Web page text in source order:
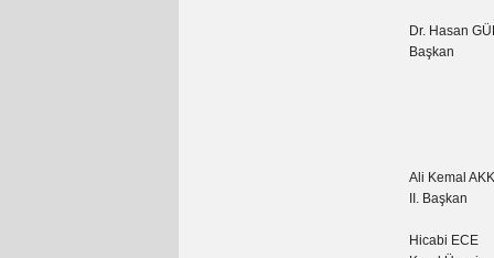
Dr. Hasan
Başkan
Ali Kemal
II. Başkan
Hicabi ECE